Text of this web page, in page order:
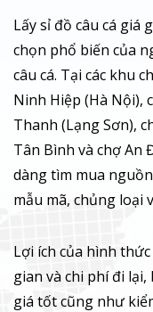
Lấy sỉ đồ câu cá giá
chọn phổ biến của
câu cá. Tại các khu
Ninh Hiệp (Hà Nội),
Thanh (Lạng Sơn),
Tân Bình và chợ An
dàng tìm mua
mẫu mã, chủng loại
Lợi ích của hình
gian và chi phí đi
giá tốt cũng như